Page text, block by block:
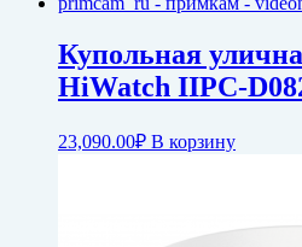
Купольная
HiWatch IIPC-
23,090.00₽ В корзину